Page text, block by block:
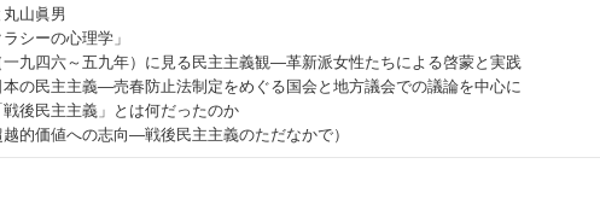
丸山眞男
シーの心理学」
一九四六～五九年）に見る民主主義観―革新派女性たちによる啓蒙と実践
の民主主義―売春防止法制定をめぐる国会と地方議会での議論を中心に
後民主主義」とは何だったのか
的価値への志向―戦後民主主義のただなかで）